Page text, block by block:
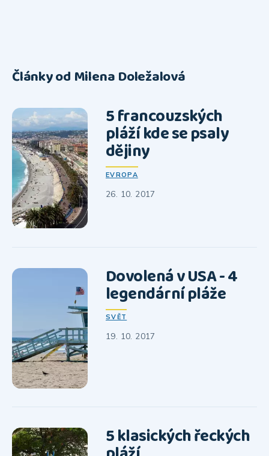
Články od Milena Doležalová
5 francouzských
pláží kde se psaly
dějiny
EVROPA
26. 10. 2017
Dovolená v USA - 4
legendární pláže
SVĚT
19. 10. 2017
5 klasických řeckých